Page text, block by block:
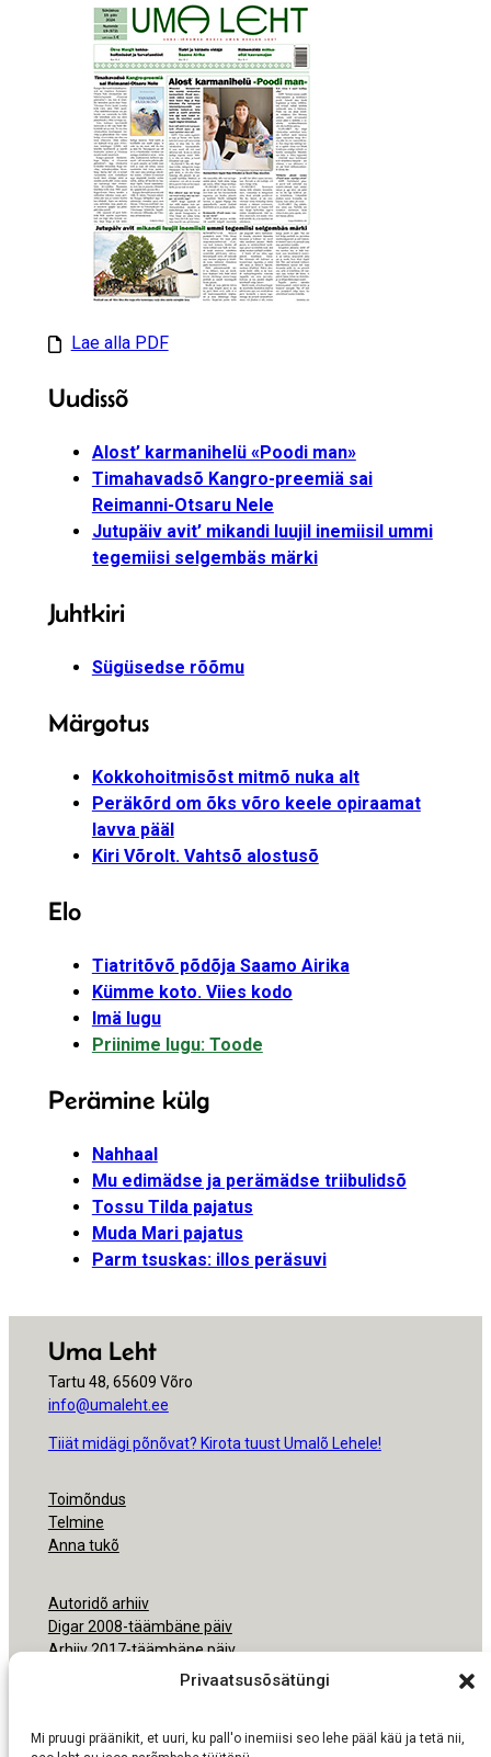
Privaatsusõsätüngi
Mi pruugi präänikit, et uuri, ku pall'o inemiisi seo lehe pääl käü ja tetä nii,
Lae alla PDF
Uudissõ
Alost’ karmanihelü «Poodi man»
Timahavadsõ Kangro-preemiä sai
Reimanni-Otsaru Nele
Jutupäiv avit’ mikandi luujil inemiisil ummi
tegemiisi selgembäs märki
Juhtkiri
Sügüsedse rõõmu
Märgotus
Kokkohoitmisõst mitmõ nuka alt
Peräkõrd om õks võro keele opiraamat
lavva pääl
Kiri Võrolt. Vahtsõ alostusõ
Elo
Tiatritõvõ põdõja Saamo Airika
Kümme koto. Viies kodo
Imä lugu
Priinime lugu: Toode
Perämine külg
Nahhaal
Mu edimädse ja perämädse triibulidsõ
Tossu Tilda pajatus
Muda Mari pajatus
Parm tsuskas: illos peräsuvi
Uma Leht
Tartu 48, 65609 Võro
info@umaleht.ee
Tiiät midägi põnõvat? Kirota tuust Umalõ Lehele!
Toimõndus
Telmine
Anna tukõ
Autoridõ arhiiv
Digar 2008-täämbäne päiv
Arhiiv 2017-täämbäne päiv
Ligipäsemine